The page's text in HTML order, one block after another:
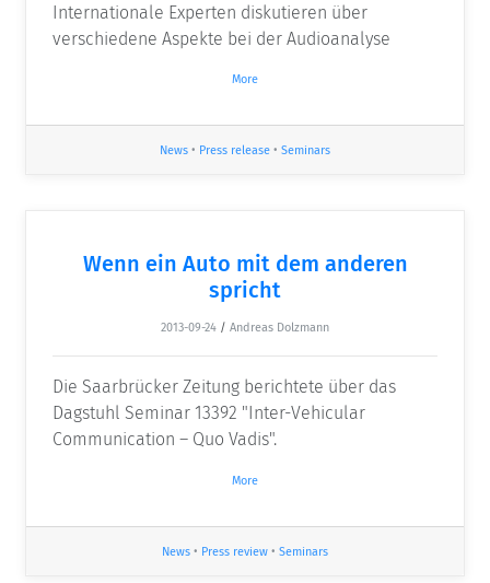
Internationale Experten diskutieren über
verschiedene Aspekte bei der Audioanalyse
More
News • Press release • Seminars
Wenn ein Auto mit dem anderen
spricht
2013-09-24 / Andreas Dolzmann
Die Saarbrücker Zeitung berichtete über das
Dagstuhl Seminar 13392 "Inter-Vehicular
Communication – Quo Vadis".
More
News • Press review • Seminars